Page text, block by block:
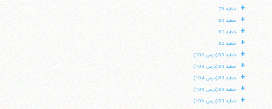
+ خطبه 79
+ خطبه 80
+ خطبه 81
+ خطبه 82
+ خطبه 83 (درس 102)
+ خطبه 83 (درس 103)
+ خطبه 83 (درس 104)
+ خطبه 83 (درس 105)
+ خطبه 83 (درس 106)